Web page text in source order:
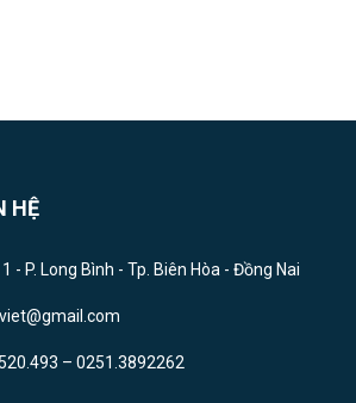
HỆ
- P. Long Bình - Tp. Biên Hòa - Đồng Nai
– 0251.3892262